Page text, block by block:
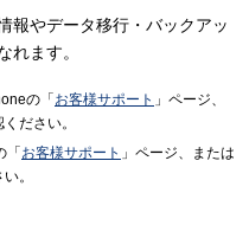
報やデータ移行・バックアッ
れます。
の「 お客様サポート 」ページ、
ださい。
「 お客様サポート 」ページ、または
。